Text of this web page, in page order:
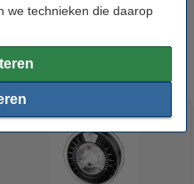
we technieken die daarop